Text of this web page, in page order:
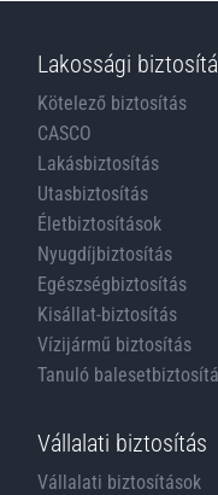
Lakossági
Kötelező biztosítás
CASCO
Lakásbiztosítás
Utasbiztosítás
Életbiztosítások
Nyugdíjbiztosítás
Egészségbiztosítás
Kisállat-biztosítás
Vízijármű biztosítás
Tanuló
Vállalati biztosítás
Vállalati biztosítások